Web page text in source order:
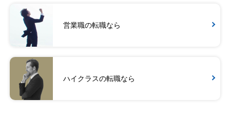
営業職の転職なら
ハイクラスの転職なら